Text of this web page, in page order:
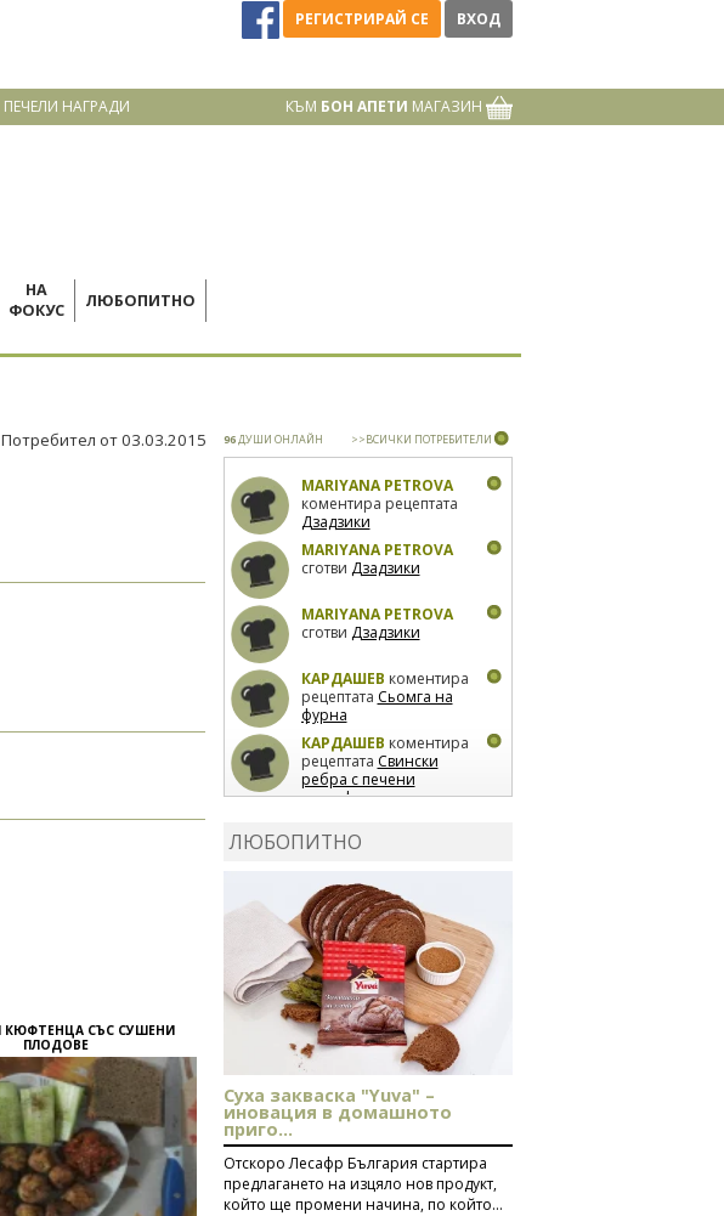
РЕГИСТРИРАЙ СЕ ВХОД
ПЕЧЕЛИ НАГРАДИ КЪМ БОН АПЕТИ МАГАЗИН
НА
ФОКУС
ЛЮБОПИТНО
Потребител от 03.03.2015
КЮФТЕНЦА СЪС СУШЕНИ
ПЛОДОВЕ
96ДУШИ ОНЛАЙН >>ВСИЧКИ ПОТРЕБИТЕЛИ
MARIYANA PETROVA
коментира рецептата
Дзадзики
MARIYANA PETROVA
сготви Дзадзики
MARIYANA PETROVA
сготви Дзадзики
КАРДАШЕВ коментира
рецептата Сьомга на
фурна
КАРДАШЕВ коментира
рецептата Свински
ребра с печени
картофи
лимон
коментира рецептата
Киноа със зеленчуци
ЛЮБОПИТНО
Суха закваска "Yuva" –
иновация в домашното
приго...
Отскоро Лесафр България стартира
предлагането на изцяло нов продукт,
който ще промени начина, по който...